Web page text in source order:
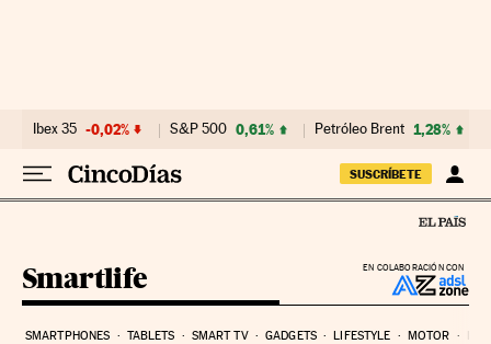
Ibex 35 -0,02% S&P 500 0,61% Petróleo Brent 1,28%
SUSCRÍBETE
EN COLABORACIÓN CON
Smartlife
SMARTPHONES TABLETS SMART TV GADGETS LIFESTYLE MOTOR